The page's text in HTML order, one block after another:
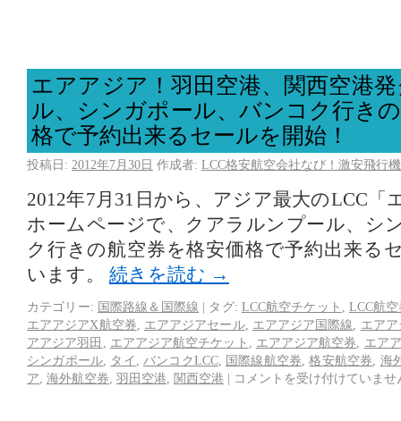
エアアジア！羽田空港、関西空港
ル、シンガポール、バンコク行き
格で予約出来るセールを開始！
投稿日: 2012年7月30日 作成者: LCC格安航空会社なび！激安飛行
2012年7月31日から、アジア最大のLCC「
ホームページで、クアラルンプール、シ
ク行きの航空券を格安価格で予約出来る
います。 続きを読む →
カテゴリー: 国際路線＆国際線 | タグ: LCC航空チケット ,LCC航
エアアジアX航空券
エアアジアセール, エアアジア国際線
エア
アアジア羽田
エアアジア航空チケット エアアジア航空券
エア
シンガポール
タイ バンコクLCC, 国際線航空券 ,格安航空券
海
ア 海外航空券 羽田空港 関西空港 | コメントを受け付けていませ